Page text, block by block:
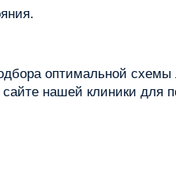
оптимальной схемы
сайте нашей клиники